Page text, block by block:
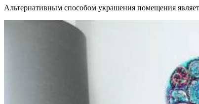
Альтернативным способом украшения помещения